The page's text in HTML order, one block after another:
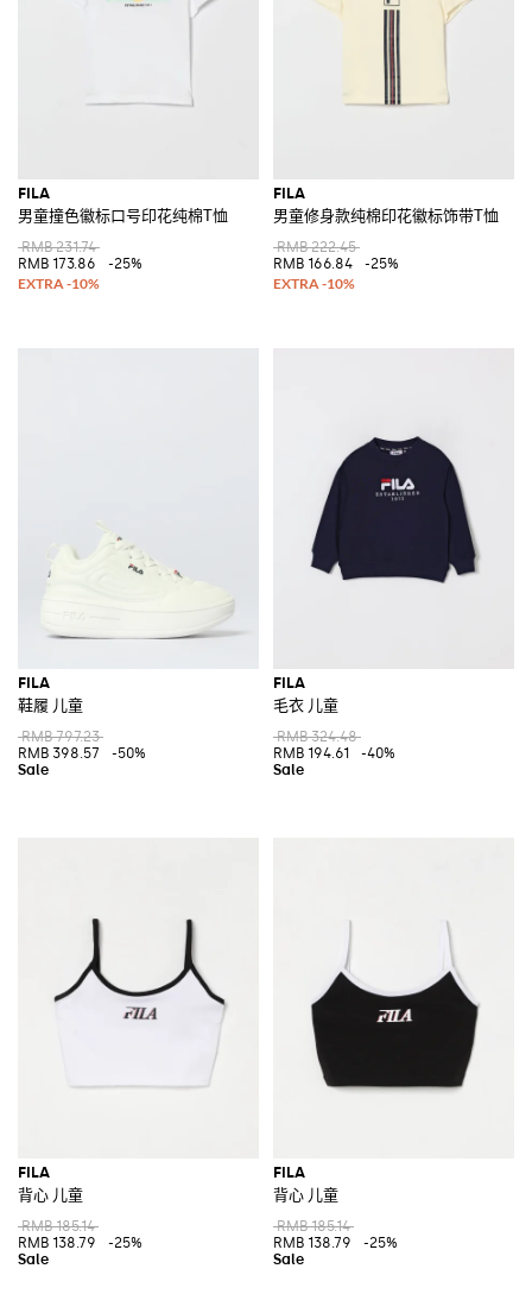
FILA
男童撞色徽标口号印花纯棉T恤
RMB 231.74
RMB 173.86
-25%
FILA
男童修身款纯棉印花徽标饰带T恤
RMB 222.45
RMB 166.84
-25%
FILA
鞋履 儿童
RMB 797.23
RMB 398.57
-50%
FILA
毛衣 儿童
RMB 324.48
RMB 194.61
-40%
FILA
背心 儿童
RMB 185.14
RMB 138.79
-25%
FILA
背心 儿童
RMB 185.14
RMB 138.79
-25%